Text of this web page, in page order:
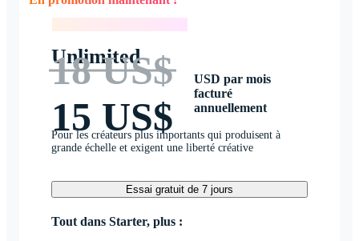
Unlimited
18 US$
15 US$
USD par mois
facturé
annuellement
Pour les créateurs plus importants qui produisent à
grande échelle et exigent une liberté créative
Essai gratuit de 7 jours
Tout dans Starter, plus :